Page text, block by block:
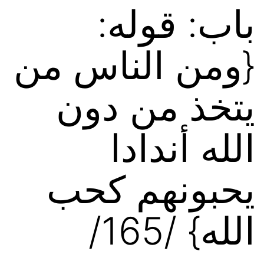
باب: قوله:
{ومن الناس من
يتخذ من دون
الله أندادا
يحبونهم كحب
الله} /165/